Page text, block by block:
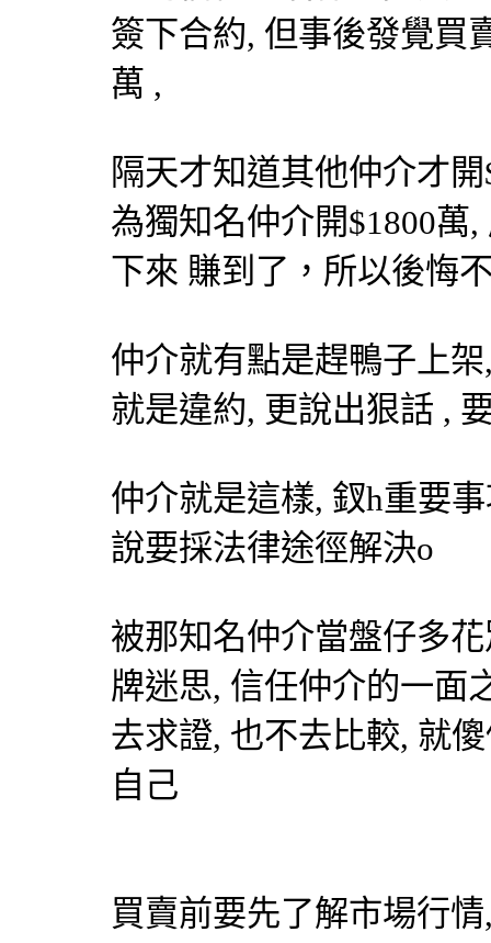
簽下合約, 但事後發覺買
萬 ,
隔天才知道其他仲介才
為獨知名仲介開$1800萬
下來 賺到了，所以後悔
仲介就有點是趕鴨子上
就是違約, 更說出狠話 ,
仲介就是這樣, 釵h重要
說要採法律途徑解決o
被那知名仲介當盤仔多
牌迷思, 信任仲介的一面
去求證, 也不去比較, 就
自己
買賣前要先了解市場行